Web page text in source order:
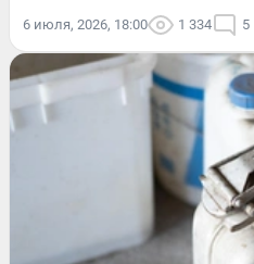
6 июля, 2026, 18:00 1 334 5